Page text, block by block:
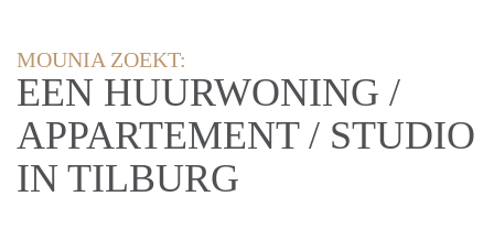
MOUNIA ZOEKT:
EEN HUURWONING /
APPARTEMENT / STUDIO
IN TILBURG